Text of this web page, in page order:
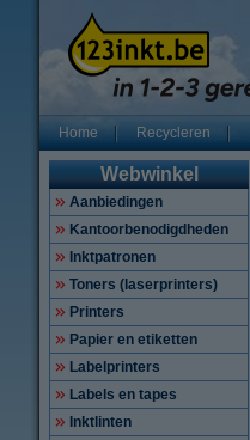
Home Recycleren
Webwinkel
Aanbiedingen
Kantoorbenodigdheden
Inktpatronen
Toners (laserprinters)
Printers
Papier en etiketten
Labelprinters
Labels en tapes
Inktlinten